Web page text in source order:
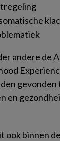
andere de
gevonden
en
ook binnen